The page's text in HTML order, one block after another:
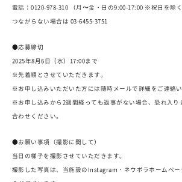
電話：0120-978-310 （月〜金・日の9:00-17:00 ※祝日を除く
つながらない場合は 03-6455-3751
●応募締切
2025年8月6日（水）17:00まで
※先着順とさせていただきます。
※お申し込みいただいた方には随時メールで詳細をご連絡い
※お申し込みから2週間経っても返事がない場合、恐れ入り
合わせください。
●お願い事項（撮影に関して）
当日の様子を撮影させていただきます。
撮影した写真は、当施設のInstagram・ネウボラホームペ